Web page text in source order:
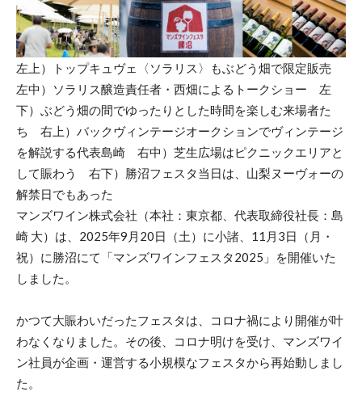
左上）トップキュヴェ〈ソラリス〉もぶどう畑で限定販売
左中）ソラリス醸造責任者・西畑によるトークショー 左
下）ぶどう畑の間でゆったりとした時間を楽しむ来場者た
ち 右上）バックヴィンテージオークションでヴィンテージ
を解説する代表島崎 右中）芝生広場はピクニックエリアと
して賑わう 右下）勝沼フェスタ当日は、山梨ヌーヴォーの
解禁日でもあった
マンズワイン株式会社（本社：東京都、代表取締役社長：島
崎 大）は、2025年9月20日（土）に小諸、11月3日（月・
祝）に勝沼にて「マンズワインフェスタ2025」を開催いた
しました。
かつて大賑わいだったフェスタは、コロナ禍により開催が叶
わなくなりました。その後、コロナ明けを受け、マンズワイ
ン社員が企画・運営する小規模なフェスタから再始動しまし
た。